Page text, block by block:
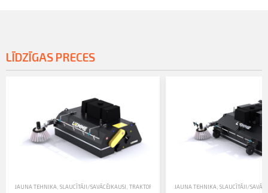
LĪDZĪGAS PRECES
JAUNA TEHNIKA SLAUCĪTĀJI/SAVĀCĒJKAUSI TRAKTORTEHNIKAS UZKARES UN APRĪKOJUMS
JAUNA TEHNIKA SLAUCĪTĀJI/